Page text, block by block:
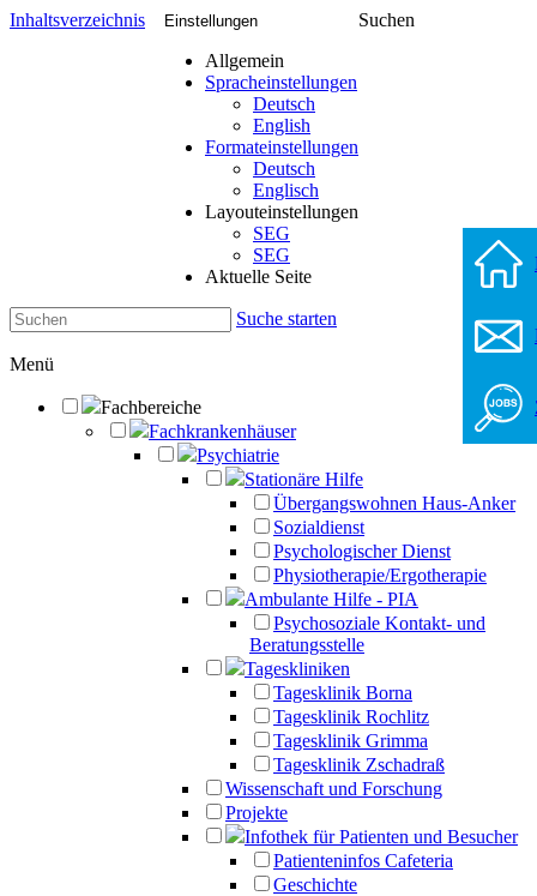
Inhaltsverzeichnis Einstellungen
Allgemein
Spracheinstellungen
Deutsch
English
Formateinstellungen
Deutsch
Englisch
Layouteinstellungen
SEG
SEG
Aktuelle Seite
Suchen
Suche starten
Menü
Fachbereiche
Fachkrankenhäuser
Psychiatrie
Stationäre Hilfe
Übergangswohnen Haus-Anker
Sozialdienst
Psychologischer Dienst
Physiotherapie/Ergotherapie
Ambulante Hilfe - PIA
Psychosoziale Kontakt- und
Beratungsstelle
Tageskliniken
Tagesklinik Borna
Tagesklinik Rochlitz
Tagesklinik Grimma
Tagesklinik Zschadraß
Wissenschaft und Forschung
Projekte
Infothek für Patienten und Besucher
Patienteninfos Cafeteria
Geschichte